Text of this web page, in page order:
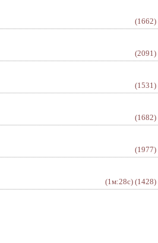
(1662)
(2091)
(1531)
(1682)
(1977)
(1м:28с) (1428)